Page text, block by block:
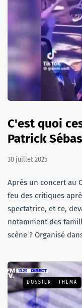
C'est quoi
Patrick
30 juillet 2025
Après un concert au
feu des critiques
spectatrice, et ce,
notamment des
scène ? Organisé
DOSSIER - THEMA